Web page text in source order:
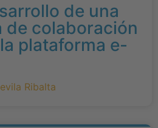
de una
de colaboración
plataforma e-
Ribalta